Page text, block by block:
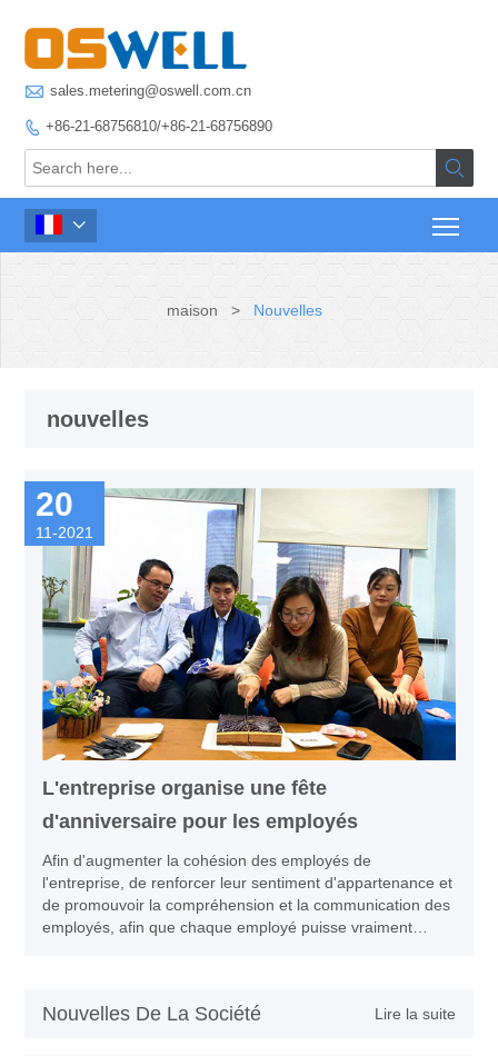
 sales.metering@oswell.com.cn
 +86-21-68756810/+86-21-68756890


maison > Nouvelles
nouvelles
20
11-2021
L'entreprise organise une fête
d'anniversaire pour les employés
Afin d'augmenter la cohésion des employés de
l'entreprise, de renforcer leur sentiment d'appartenance et
de promouvoir la compréhension et la communication des
employés, afin que chaque employé puisse vraiment
"Thanksgiving for you" Des activités de fête d'anniversaire,
Nouvelles De La Société Lire la suite